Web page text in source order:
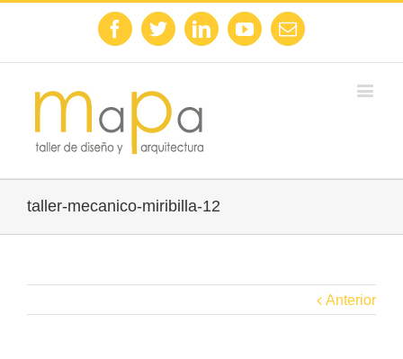
FacebookTwitterLinkedinYoutubeEmail
taller-mecanico-miribilla-12
Anterior